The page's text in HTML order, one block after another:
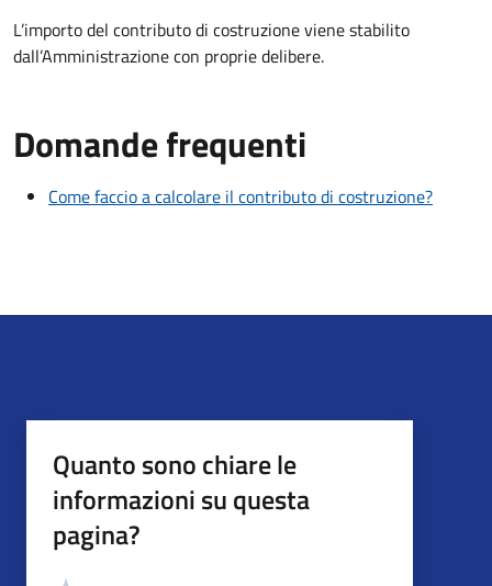
L’importo del contributo di costruzione viene stabilito
dall’Amministrazione con proprie delibere.
Domande frequenti
Come faccio a calcolare il contributo di costruzione?
Quanto sono chiare le
informazioni su questa
pagina?